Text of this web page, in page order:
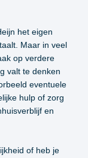
het eigen
Maar in veel
op verdere
valt te denken
eventuele
hulp of zorg
en
of heb je